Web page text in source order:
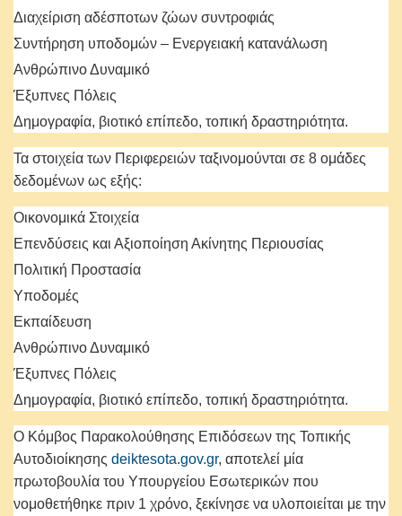
Διαχείριση αδέσποτων ζώων συντροφιάς
Συντήρηση υποδομών – Ενεργειακή κατανάλωση
Ανθρώπινο Δυναμικό
Έξυπνες Πόλεις
Δημογραφία, βιοτικό επίπεδο, τοπική δραστηριότητα.
Τα στοιχεία των Περιφερειών ταξινομούνται σε 8 ομάδες
δεδομένων ως εξής:
Οικονομικά Στοιχεία
Επενδύσεις και Αξιοποίηση Ακίνητης Περιουσίας
Πολιτική Προστασία
Υποδομές
Εκπαίδευση
Ανθρώπινο Δυναμικό
Έξυπνες Πόλεις
Δημογραφία, βιοτικό επίπεδο, τοπική δραστηριότητα.
Ο Κόμβος Παρακολούθησης Επιδόσεων της Τοπικής
Αυτοδιοίκησης deiktesota.gov.gr, αποτελεί μία
πρωτοβουλία του Υπουργείου Εσωτερικών που
νομοθετήθηκε πριν 1 χρόνο, ξεκίνησε να υλοποιείται με την